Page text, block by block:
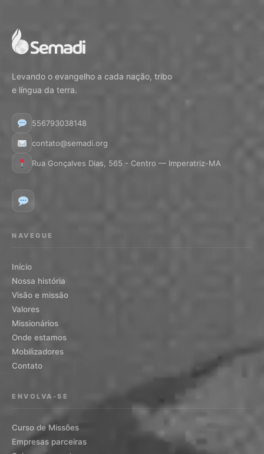
Levando o evangelho a cada nação, tribo
e língua da terra.
556793038148
contato@semadi.org
Rua Gonçalves Dias, 565 - Centro — Imperatriz-MA
NAVEGUE
Início
Nossa história
Visão e missão
Valores
Missionários
Onde estamos
Mobilizadores
Contato
ENVOLVA-SE
Curso de Missões
Empresas parceiras